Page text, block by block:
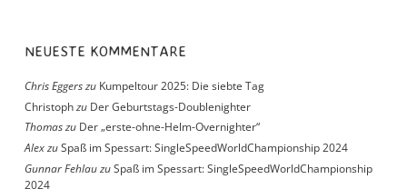
NEUESTE KOMMENTARE
Chris Eggerszu Kumpeltour 2025: Die siebte Tag
Christophzu Der Geburtstags-Doublenighter
Thomaszu Der „erste-ohne-Helm-Overnighter“
AlexzuSpaß im Spessart: SingleSpeedWorldChampionship 2024
Gunnar FehlauzuSpaß im Spessart: SingleSpeedWorldChampionship
2024